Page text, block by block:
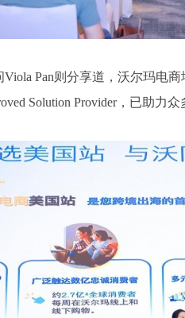
Pan则分享道，沃尔玛电
Solution Provider，已助